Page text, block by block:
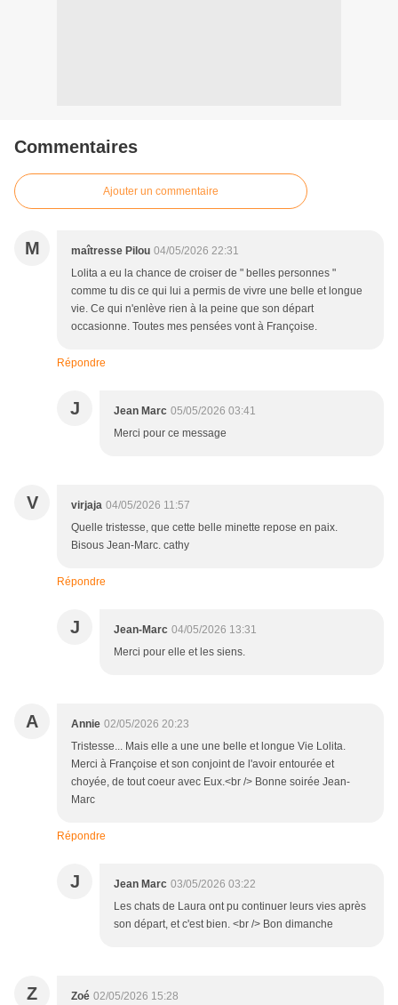
Commentaires
Ajouter un commentaire
M maîtresse Pilou 04/05/2026 22:31
Lolita a eu la chance de croiser de " belles personnes "
comme tu dis ce qui lui a permis de vivre une belle et longue
vie. Ce qui n'enlève rien à la peine que son départ
occasionne. Toutes mes pensées vont à Françoise.
Répondre
J Jean Marc 05/05/2026 03:41
Merci pour ce message
V virjaja 04/05/2026 11:57
Quelle tristesse, que cette belle minette repose en paix.
Bisous Jean-Marc. cathy
Répondre
J Jean-Marc 04/05/2026 13:31
Merci pour elle et les siens.
A Annie 02/05/2026 20:23
Tristesse... Mais elle a une une belle et longue Vie Lolita.
Merci à Françoise et son conjoint de l'avoir entourée et
choyée, de tout coeur avec Eux.<br /> Bonne soirée Jean-
Marc
Répondre
J Jean Marc 03/05/2026 03:22
Les chats de Laura ont pu continuer leurs vies après
son départ, et c'est bien. <br /> Bon dimanche
Z Zoé 02/05/2026 15:28